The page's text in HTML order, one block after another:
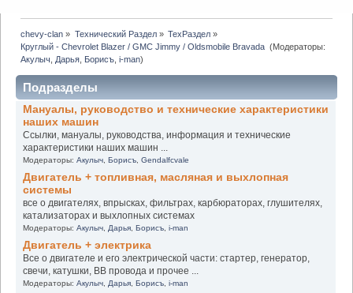
chevy-clan » Технический Раздел» ТехРаздел»
Круглый - Chevrolet Blazer / GMC Jimmy / Oldsmobile Bravada (Модераторы:
Акулыч
Дарья Борисъ ,i-man)
Подразделы
Мануалы, руководство и технические характеристики
наших машин
Ссылки, мануалы, руководства, информация и технические
характеристики наших машин ...
Модераторы: Акулыч, Борисъ, Gendalfcvale
Двигатель + топливная, масляная и выхлопная
системы
все о двигателях, впрысках, фильтрах, карбюраторах, глушителях,
катализаторах и выхлопных системах
Модераторы: Акулыч, Дарья, Борисъ, i-man
Двигатель + электрика
Все о двигателе и его электрической части: стартер, генератор,
свечи, катушки, ВВ провода и прочее ...
Модераторы: Акулыч, Дарья, Борисъ, i-man